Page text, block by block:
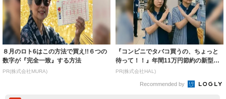
８月のロト6はこの方法で買え!!６つの
数字が『完全一致』する方法
PR(株式会社MURA)
『コンビニでタバコ買うの、ちょっと
待って！！』年間11万円節約の新型タ
バコ
PR(株式会社HAL)
Recommended by